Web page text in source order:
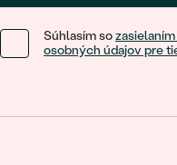
Súhlasím so
osobných údajov pre